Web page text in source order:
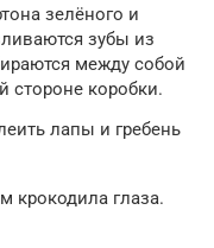
зелёного и
зубы из
между собой
стороне коробки.
лапы и гребень
крокодила глаза.